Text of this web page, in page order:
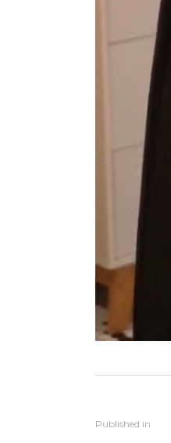
Published in